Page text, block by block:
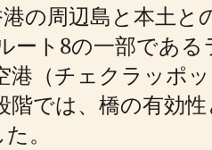
の周辺島と本土
ト8の一部であ
（チェクラッポ
では、橋の有効
。